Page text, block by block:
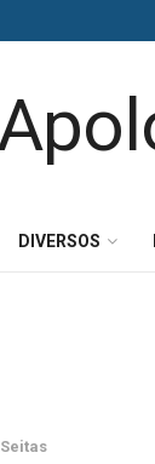
DIVERSOS
Seitas